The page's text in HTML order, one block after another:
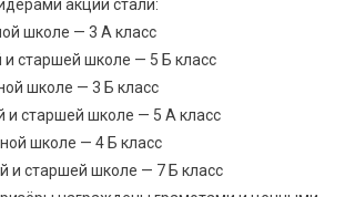
акции стали:
школе — 3 А класс
и старшей школе — 5 Б класс
школе — 3 Б класс
и старшей школе — 5 А класс
школе — 4 Б класс
и старшей школе — 7 Б класс